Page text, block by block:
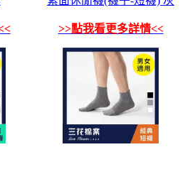
>>點我看更多詳情<<